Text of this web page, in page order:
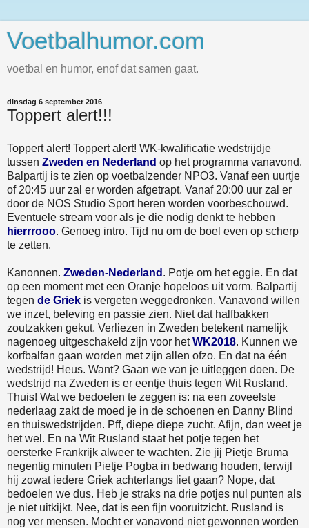
Voetbalhumor.com
voetbal en humor, enof dat samen gaat.
dinsdag 6 september 2016
Toppert alert!!!
Toppert alert! Toppert alert! WK-kwalificatie wedstrijdje
tussen Zweden en Nederland op het programma vanavond.
Balpartij is te zien op voetbalzender NPO3. Vanaf een uurtje
of 20:45 uur zal er worden afgetrapt. Vanaf 20:00 uur zal er
door de NOS Studio Sport heren worden voorbeschouwd.
Eventuele stream voor als je die nodig denkt te hebben
hierrrooo. Genoeg intro. Tijd nu om de boel even op scherp
te zetten.
Kanonnen. Zweden-Nederland . Potje om het eggie. En dat
op een moment met een Oranje hopeloos uit vorm. Balpartij
tegen de Griek is vergeten weggedronken. Vanavond willen
we inzet, beleving en passie zien. Niet dat halfbakken
zoutzakken gekut. Verliezen in Zweden betekent namelijk
nagenoeg uitgeschakeld zijn voor hetWK2018. Kunnen we
korfbalfan gaan worden met zijn allen ofzo. En dat na één
wedstrijd! Heus. Want? Gaan we van je uitleggen doen. De
wedstrijd na Zweden is er eentje thuis tegen Wit Rusland.
Thuis! Wat we bedoelen te zeggen is: na een zoveelste
nederlaag zakt de moed je in de schoenen en Danny Blind
en thuiswedstrijden. Pff, diepe diepe zucht. Afijn, dan weet je
het wel. En na Wit Rusland staat het potje tegen het
oersterke Frankrijk alweer te wachten. Zie jij Pietje Bruma
negentig minuten Pietje Pogba in bedwang houden, terwijl
hij zowat iedere Griek achterlangs liet gaan? Nope, dat
bedoelen we dus. Heb je straks na drie potjes nul punten als
je niet uitkijkt. Nee, dat is een fijn vooruitzicht. Rusland is
nog ver mensen. Mocht er vanavond niet gewonnen worden